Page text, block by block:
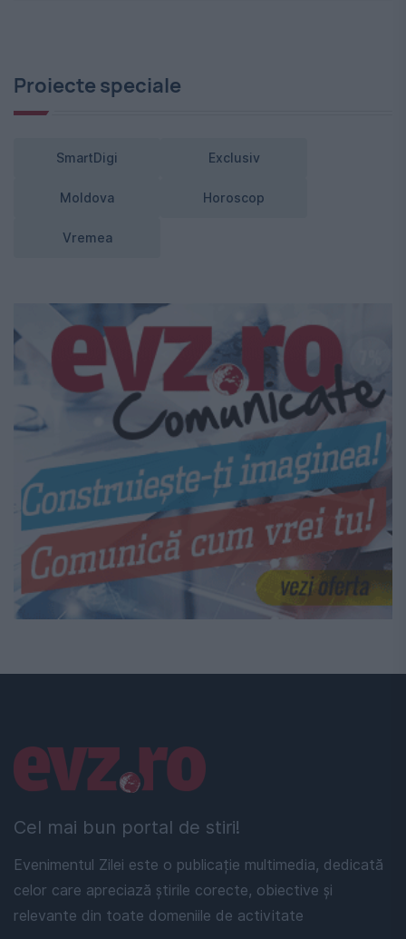
Proiecte speciale
SmartDigi Exclusiv
Moldova Horoscop
Vremea
Cel mai bun portal de stiri!
Evenimentul Zilei este o publicație multimedia, dedicată
celor care apreciază știrile corecte, obiective și
relevante din toate domeniile de activitate
Linkuri utile